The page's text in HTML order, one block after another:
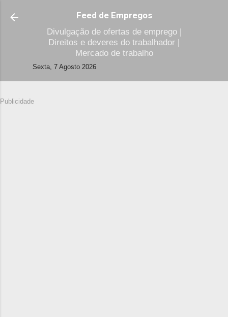
Avançar para o conteúdo principal
Feed de Empregos
Divulgação de ofertas de emprego |
Direitos e deveres do trabalhador |
Mercado de trabalho
Sexta, 7 Agosto 2026
Publicidade